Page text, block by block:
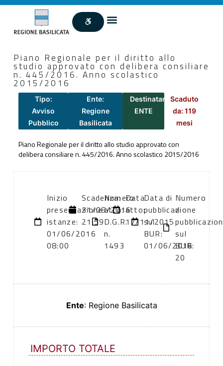
Piano Regionale per il diritto allo
studio approvato con delibera consiliare
n. 445/2016. Anno scolastico
2015/2016
Tipo:
Avviso
Pubblico
Ente:
Regione
Basilicata
Destinatari:
ENTE
Scaduto
da: 119
mesi
Piano Regionale per il diritto allo studio approvato con
delibera consiliare n. 445/2016. Anno scolastico 2015/2016
Inizio
presentazione
istanze:
01/06/2016
08:00
Scadenza:
31/08/2016
21:59
Numero
atto:
D.G.R.
n.
1493
Data
atto:
17/11/2015
Data di
pubblicazione
sul
BUR:
01/06/2016
Numero
di
sul
BUR:
20
Ente: Regione Basilicata
IMPORTO TOTALE